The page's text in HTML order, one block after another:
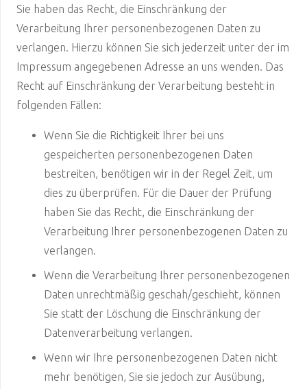
Sie haben das Recht, die Einschränkung der
Verarbeitung Ihrer personenbezogenen Daten zu
verlangen. Hierzu können Sie sich jederzeit unter der im
Impressum angegebenen Adresse an uns wenden. Das
Recht auf Einschränkung der Verarbeitung besteht in
folgenden Fällen:
Wenn Sie die Richtigkeit Ihrer bei uns
gespeicherten personenbezogenen Daten
bestreiten, benötigen wir in der Regel Zeit, um
dies zu überprüfen. Für die Dauer der Prüfung
haben Sie das Recht, die Einschränkung der
Verarbeitung Ihrer personenbezogenen Daten zu
verlangen.
Wenn die Verarbeitung Ihrer personenbezogenen
Daten unrechtmäßig geschah/geschieht, können
Sie statt der Löschung die Einschränkung der
Datenverarbeitung verlangen.
Wenn wir Ihre personenbezogenen Daten nicht
mehr benötigen, Sie sie jedoch zur Ausübung,